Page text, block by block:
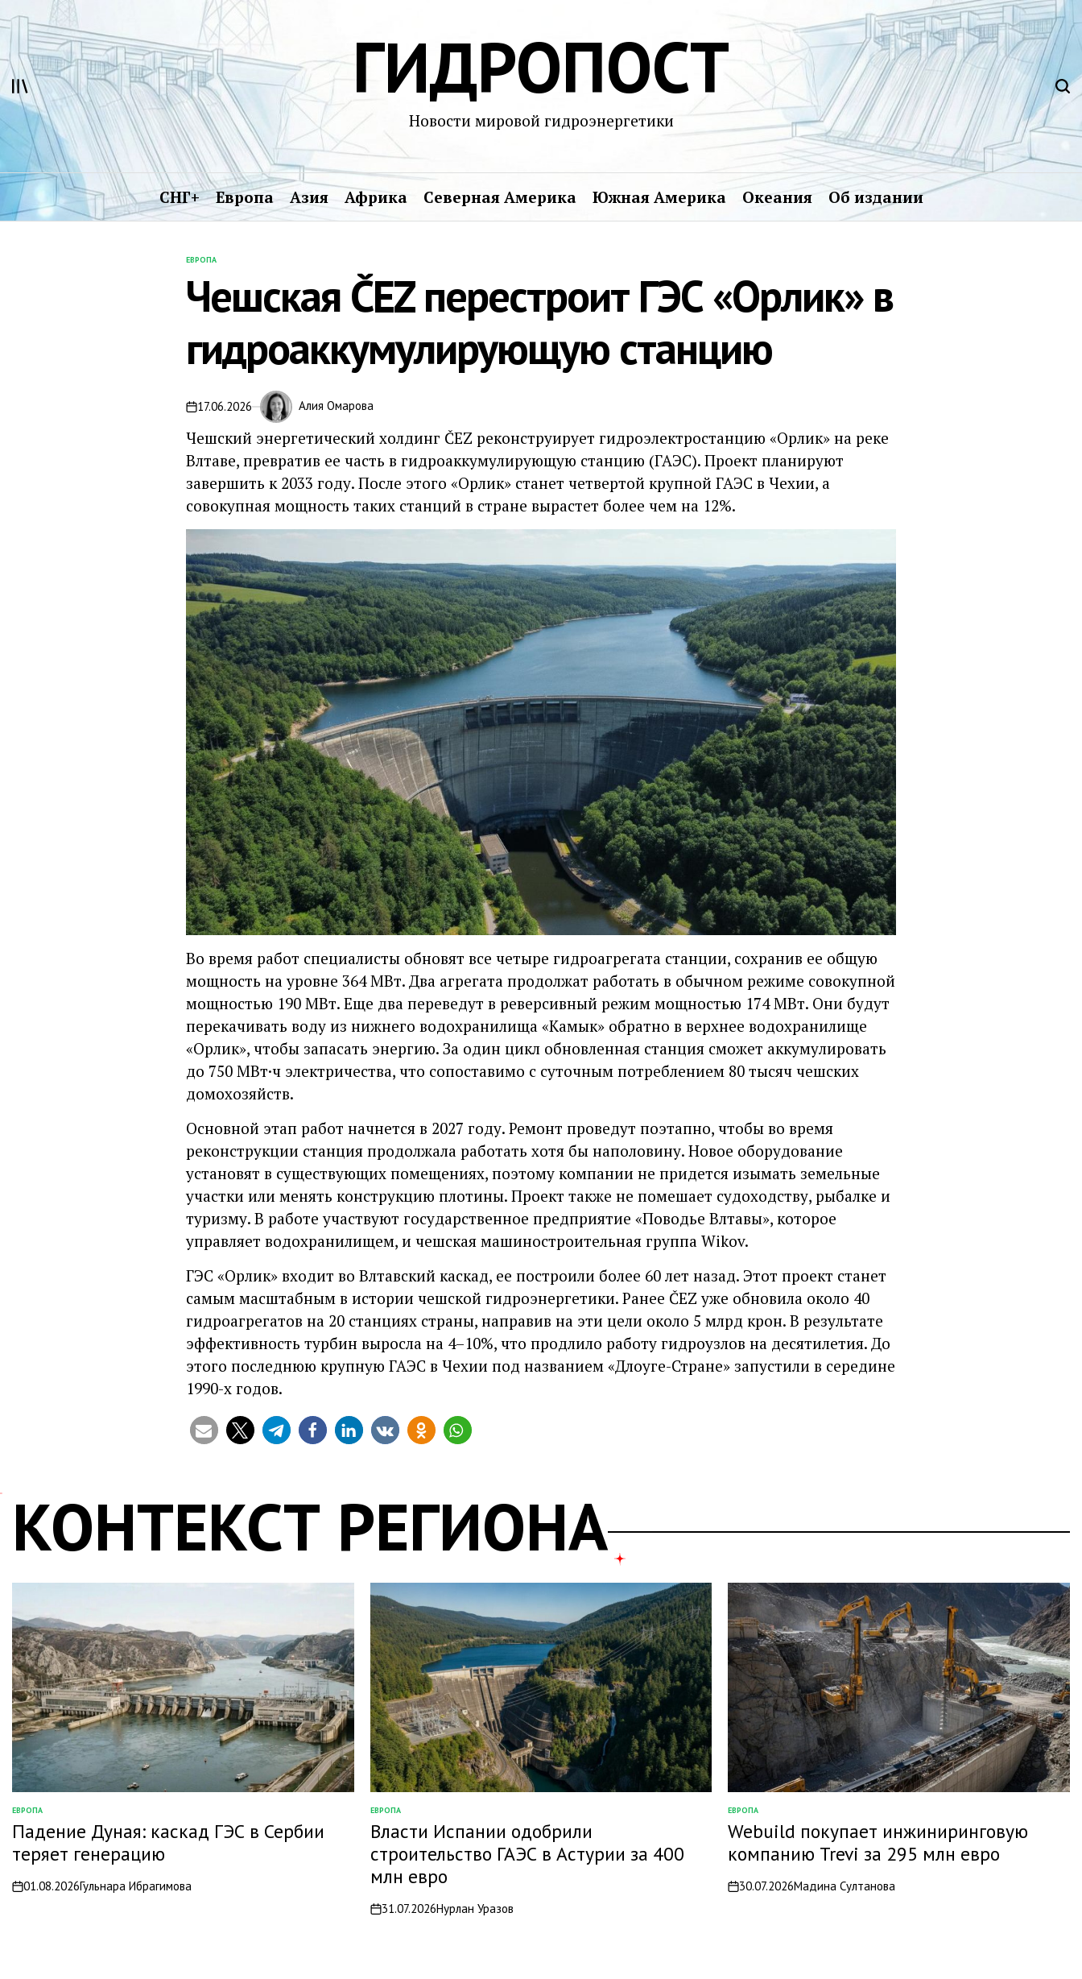
Перейти
к
содержимому
ГИДРОПОСТ
Новости мировой гидроэнергетики
СНГ+ Европа Азия Африка Северная Америка Южная Америка Океания Об издании
ОПУБЛИКОВАНО
ЕВРОПА
Чешская ČEZ перестроит ГЭС «Орлик» в
гидроаккумулирующую станцию
17.06.2026 Алия Омарова
Чешский энергетический холдинг ČEZ реконструирует гидроэлектростанцию «Орлик» на реке
Влтаве, превратив ее часть в гидроаккумулирующую станцию (ГАЭС). Проект планируют
завершить к 2033 году. После этого «Орлик» станет четвертой крупной ГАЭС в Чехии, а
совокупная мощность таких станций в стране вырастет более чем на 12%.
Во время работ специалисты обновят все четыре гидроагрегата станции, сохранив ее общую
мощность на уровне 364 МВт. Два агрегата продолжат работать в обычном режиме совокупной
мощностью 190 МВт. Еще два переведут в реверсивный режим мощностью 174 МВт. Они будут
перекачивать воду из нижнего водохранилища «Камык» обратно в верхнее водохранилище
«Орлик», чтобы запасать энергию. За один цикл обновленная станция сможет аккумулировать
до 750 МВт·ч электричества, что сопоставимо с суточным потреблением 80 тысяч чешских
домохозяйств.
Основной этап работ начнется в 2027 году. Ремонт проведут поэтапно, чтобы во время
реконструкции станция продолжала работать хотя бы наполовину. Новое оборудование
установят в существующих помещениях, поэтому компании не придется изымать земельные
участки или менять конструкцию плотины. Проект также не помешает судоходству, рыбалке и
туризму. В работе участвуют государственное предприятие «Поводье Влтавы», которое
управляет водохранилищем, и чешская машиностроительная группа Wikov.
ГЭС «Орлик» входит во Влтавский каскад, ее построили более 60 лет назад. Этот проект станет
самым масштабным в истории чешской гидроэнергетики. Ранее ČEZ уже обновила около 40
гидроагрегатов на 20 станциях страны, направив на эти цели около 5 млрд крон. В результате
эффективность турбин выросла на 4–10%, что продлило работу гидроузлов на десятилетия. До
этого последнюю крупную ГАЭС в Чехии под названием «Длоуге-Стране» запустили в середине
1990-х годов.
КОНТЕКСТ РЕГИОНА
ОПУБЛИКОВАНО
В
ЕВРОПА
Падение Дуная: каскад ГЭС в Сербии
теряет генерацию
on01.08.2026Гульнара Ибрагимова
ОПУБЛИКОВАНО
В
ЕВРОПА
Власти Испании одобрили
строительство ГАЭС в Астурии за 400
млн евро
on31.07.2026Нурлан Уразов
ОПУБЛИКОВАНО
В
ЕВРОПА
Webuild покупает инжиниринговую
компанию Trevi за 295 млн евро
on30.07.2026Мадина Султанова